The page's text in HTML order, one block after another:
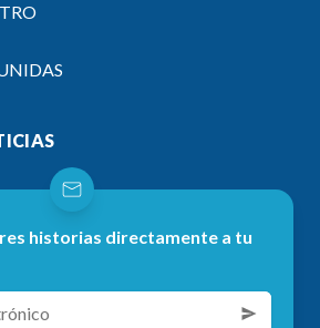
historias directamente a tu